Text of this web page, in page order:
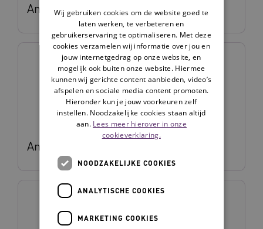
Annemieke Koning
Anouk Verburg
Wij gebruiken cookies om de website goed te
laten werken, te verbeteren en
gebruikerservaring te optimaliseren. Met deze
cookies verzamelen wij informatie over jou en
jouw internetgedrag op onze website, en
mogelijk ook buiten onze website. Hiermee
kunnen wij gerichte content aanbieden, video’s
afspelen en sociale media content promoten.
Hieronder kun je jouw voorkeuren zelf
instellen. Noodzakelijke cookies staan altijd
aan. Lees meer hierover in onze
cookieverklaring.
NOODZAKELIJKE COOKIES
ANALYTISCHE COOKIES
MARKETING COOKIES